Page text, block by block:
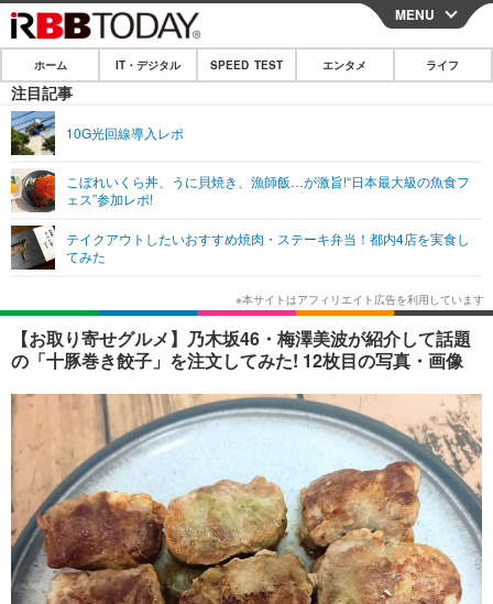
CLOSE
ホーム
IT・デジタル
ネタ
ショッピング その他
SPEED TEST
エンタメ
エンタメTOP
韓国・芸能
音楽 スポーツ
ショッピング その他
ライフ
ライフTOP グルメ
ペット ショッピング
その他
リリース一覧
プッシュ通知の停止方法
MENU
ホーム IT・デジタル SPEED TEST エンタメ ライフ
注目記事
10G光回線導入レポ
こぼれいくら丼、うに貝焼き、漁師飯…が激旨!“日本最大級の魚食フ
ェス”参加レポ!
テイクアウトしたいおすすめ焼肉・ステーキ弁当！都内4店を実食し
てみた
【お取り寄せグルメ】乃木坂46・梅澤美波が紹介して話題
の「十豚巻き餃子」を注文してみた! 12枚目の写真・画像